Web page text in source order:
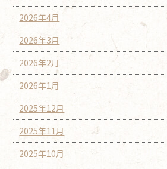
2026年4月
2026年3月
2026年2月
2026年1月
2025年12月
2025年11月
2025年10月